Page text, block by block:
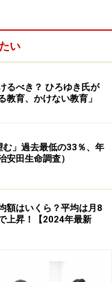
ていても、それを自
ている場合です。教
い
るべき？ ひろゆき氏が
教育、かけない教育」
む」過去最低の33％、年
安田生命調査）
額はいくら？平均は月8
上昇！【2024年最新